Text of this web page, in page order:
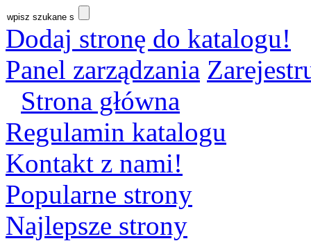
Dodaj stronę do katalogu!
Panel zarządzania
Strona główna
Regulamin katalogu
Kontakt z nami!
Popularne strony
Najlepsze strony